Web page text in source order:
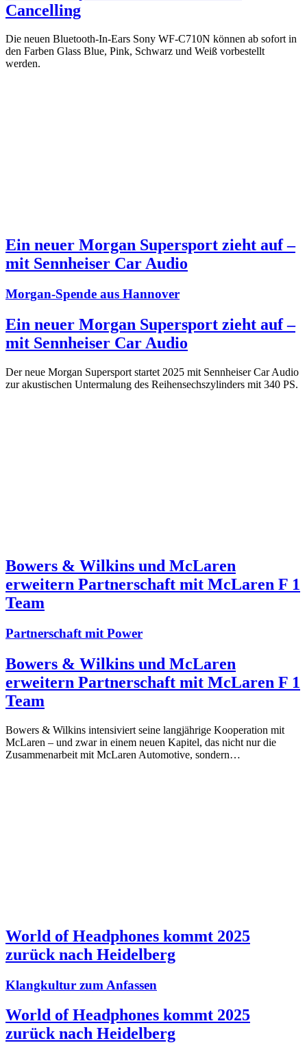
Cancelling
Die neuen Bluetooth-In-Ears Sony WF-C710N können ab sofort in
den Farben Glass Blue, Pink, Schwarz und Weiß vorbestellt
werden.
Ein neuer Morgan Supersport zieht auf –
mit Sennheiser Car Audio
Morgan-Spende aus Hannover
Ein neuer Morgan Supersport zieht auf –
mit Sennheiser Car Audio
Der neue Morgan Supersport startet 2025 mit Sennheiser Car Audio
zur akustischen Untermalung des Reihensechszylinders mit 340 PS.
Bowers & Wilkins und McLaren
erweitern Partnerschaft mit McLaren F 1
Team
Partnerschaft mit Power
Bowers & Wilkins und McLaren
erweitern Partnerschaft mit McLaren F 1
Team
Bowers & Wilkins intensiviert seine langjährige Kooperation mit
McLaren – und zwar in einem neuen Kapitel, das nicht nur die
Zusammenarbeit mit McLaren Automotive, sondern…
World of Headphones kommt 2025
zurück nach Heidelberg
Klangkultur zum Anfassen
World of Headphones kommt 2025
zurück nach Heidelberg